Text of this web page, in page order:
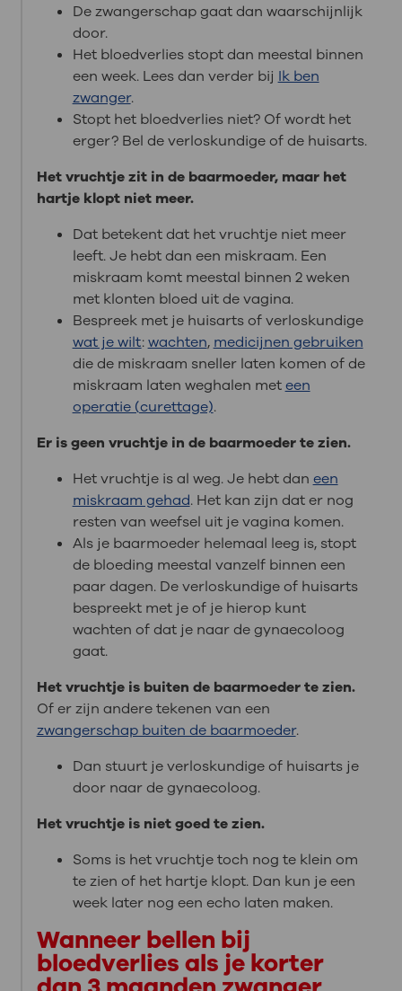
De zwangerschap gaat dan waarschijnlijk
door.
Het bloedverlies stopt dan meestal binnen
een week. Lees dan verder bij Ik ben
zwanger.
Stopt het bloedverlies niet? Of wordt het
erger? Bel de verloskundige of de huisarts.
Het vruchtje zit in de baarmoeder, maar het
hartje klopt niet meer.
Dat betekent dat het vruchtje niet meer
leeft. Je hebt dan een miskraam. Een
miskraam komt meestal binnen 2 weken
met klonten bloed uit de vagina.
Bespreek met je huisarts of verloskundige
wat je wilt:wachten, medicijnen gebruiken
die de miskraam sneller laten komen of de
miskraam laten weghalen meteen
operatie (curettage).
Er is geen vruchtje in de baarmoeder te zien.
Het vruchtje is al weg. Je hebt dan een
miskraam gehad. Het kan zijn dat er nog
resten van weefsel uit je vagina komen.
Als je baarmoeder helemaal leeg is, stopt
de bloeding meestal vanzelf binnen een
paar dagen. De verloskundige of huisarts
bespreekt met je of je hierop kunt
wachten of dat je naar de gynaecoloog
gaat.
Het vruchtje is buiten de baarmoeder te zien.
Of er zijn andere tekenen van een
zwangerschap buiten de baarmoeder.
Dan stuurt je verloskundige of huisarts je
door naar de gynaecoloog.
Het vruchtje is niet goed te zien.
Soms is het vruchtje toch nog te klein om
te zien of het hartje klopt. Dan kun je een
week later nog een echo laten maken.
Wanneer bellen bij
bloedverlies als je korter